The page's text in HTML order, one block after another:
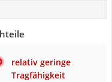
relativ geringe
Tragfähigkeit